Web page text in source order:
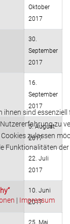
Oktober
2017
30.
September
2017
16.
September
2017
5. August
2017
22. Juli
2017
10. Juni
2017
25. Mai
sind essenziell
zu
zulassen
Funktionalitäten
| Impressum